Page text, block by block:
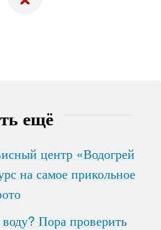
ещё
центр «Водогрей
на самое прикольное
Пора проверить